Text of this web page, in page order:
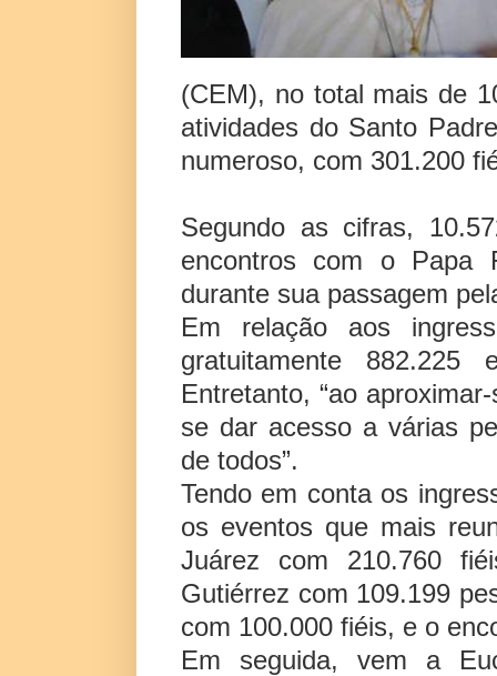
(CEM), no total mais de
atividades do Santo
numeroso, com 301.200
Segundo as cifras,
encontros com o Papa
durante sua passagem
Em relação aos
gratuitamente
Entretanto, “ao
se dar acesso a várias
de todos”.
Tendo em conta os
os eventos que mais
Juárez com 210.760
Gutiérrez com 109.199
com 100.000 fiéis, e o
Em seguida, vem a